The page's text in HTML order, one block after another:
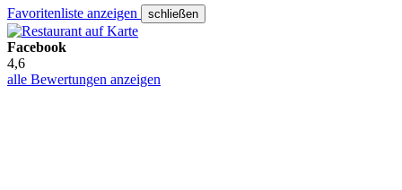
Favoritenliste anzeigen schließen
Facebook
4,6
alle Bewertungen anzeigen